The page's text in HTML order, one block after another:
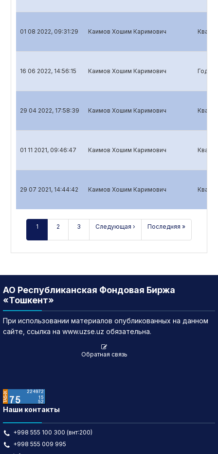
01 08 2022, 09:31:29 Каимов Хошим Каримович
16 06 2022, 14:56:15 Каимов Хошим Каримович
29 04 2022, 17:58:39 Каимов Хошим Каримович
01 11 2021, 09:46:47 Каимов Хошим Каримович
29 07 2021, 14:44:42 Каимов Хошим Каримович
1 2 3 Следующая › Последняя »
АО Республиканская Фондовая Биржа
«Тошкент»
При использовании материалов опубликованных на данном
сайте, ссылка на www.uzse.uz обязательна.
Обратная связь
Наши контакты
+998 555 100 300 (внт:200)
+998 555 009 995